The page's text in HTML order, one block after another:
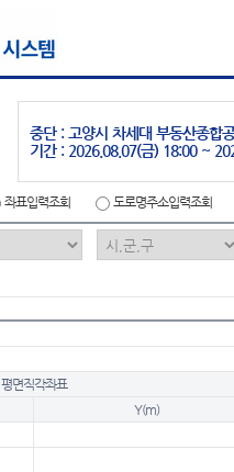
중단 : 고양시 차세대 부동산종합
기간 : 2026.08.07(금) 18:00 ~
좌표입력조회 도로명주소입력조회
평면직각좌표
Y(m)